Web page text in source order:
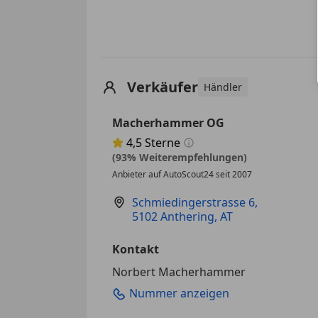
Verkäufer Händler
Macherhammer OG
Sternebewertung 4.5 von 5
4,5Sterne
(93% Weiterempfehlungen)
Anbieter auf AutoScout24 seit 2007
Schmiedingerstrasse 6,
5102 Anthering, AT
Kontakt
Norbert Macherhammer
Nummer anzeigen